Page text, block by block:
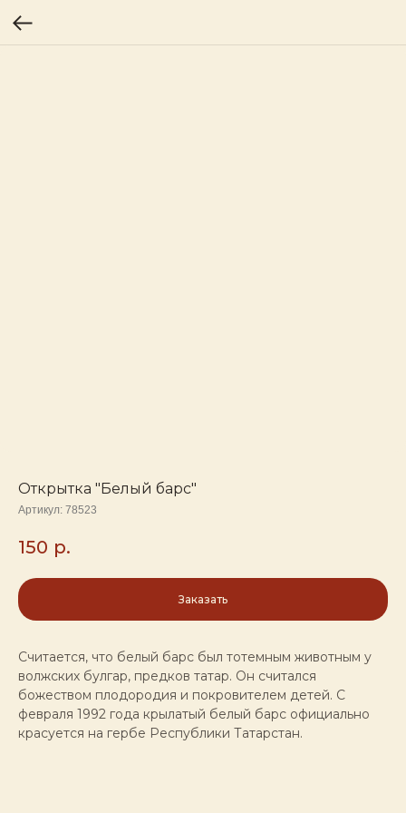
Открытка "Белый барс"
Артикул: 78523
150 р.
Заказать
Считается, что белый барс был тотемным животным у
волжских булгар, предков татар. Он считался
божеством плодородия и покровителем детей. С
февраля 1992 года крылатый белый барс официально
красуется на гербе Республики Татарстан.